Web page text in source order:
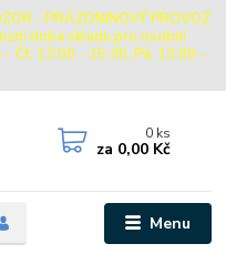
- PRÁZDNINOVÝ PROVOZ
doba skladu pro osobní
Čt: 13:00 - 15:30, Pá: 13:00 -
Menu
0 ks
za 0,00 Kč